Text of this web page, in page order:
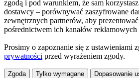
zgodą i pod warunkiem, że sam korzystasz
dostawcy – porównywać zaszyfrowane
zewnętrznych partnerów, aby
pośrednictwem ich kanałów reklamowych
Prosimy o zapoznanie się z ustawieniami
prywatności przed wyrażeniem zgody.
Zgoda Tylko wymagane Dopasowanie